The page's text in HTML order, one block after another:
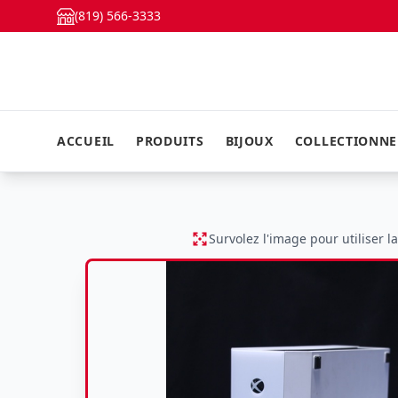
(819) 566-3333
ACCUEIL PRODUITS BIJOUX
Survolez l'image pour utiliser